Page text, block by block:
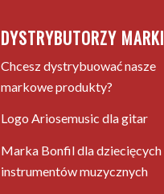
DYSTRYBUTORZY MARKI
Chcesz dystrybuować nasze
markowe produkty?
Logo Ariosemusic dla gitar
Marka Bonfil dla dziecięcych
instrumentów muzycznych